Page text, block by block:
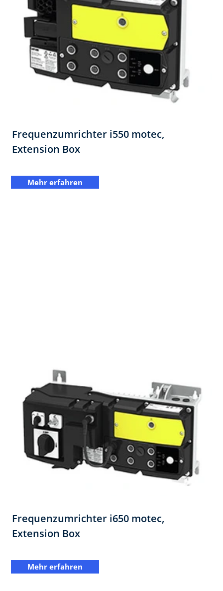
Frequenzumrichter i550 motec,
Extension Box​
Mehr erfahren
Frequenzumrichter i650 motec,
Extension Box​
Mehr erfahren